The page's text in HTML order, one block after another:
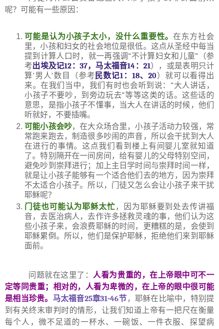
呢？可能有一些原因：
可能是认为小孩子太小，没什么重要性。在东方社会
里，小孩和妇女的社会地位是很低。这点从圣经中每当
提到计算人口时，就一再强调“不计算妇女和儿童” （参
考出埃及记12： 37，马太福音14： 21），或是表明只计
算‘男人’数目（参考 民数记1： 18、20）就可以看得出
来。在我们当中，我们有时也会听到说： “大人讲话，
小孩子不要吵，到旁边玩去”等等这类的话。这些话的
意思，是指小孩子不懂事，当大人在讲话的时候，他们
听就好，不要插嘴。
可能小孩会吵，在大众场合里，小孩子活动力较强，常
常跑来跑去，制造很多吵闹的声音，所以会干扰到大人
在进行的事情。这点我们看到楼上有间婴儿室就知道
了。特别隔开在一间房间，给有婴儿的父母特别空间，
避免吵到崇拜进行；加上主日学时间与崇拜时间一样，
就是让小孩子能够有一个适合他们去的地方，因为崇拜
不太适合小孩子。所以，门徒又怎么会让小孩子来干扰
耶稣呢？
门徒也可能认为耶稣太忙 ，因为耶稣要到处去传讲福
音，去医治病人，去作许多拯救灵魂的事，他们认为这
些小孩子来，会浪费耶稣的时间，更糟糕的是，会使到
耶稣累倒。所以，他们是保护耶稣，拒绝他们来到耶稣
面前。
问题就在这里了： 人看为贵重的，在上帝眼中可不一
定等同贵重；相对的，人看为卑微的，在上帝的眼中很可能
是相当珍贵。 马太福音25章31-46节 ，耶稣在比喻中，特别提
到有关终末审判时的情形，让我们知道上帝有一把尺在衡量
每个人，微不足道的一杯水、一碗饭、一件衣服、探望病